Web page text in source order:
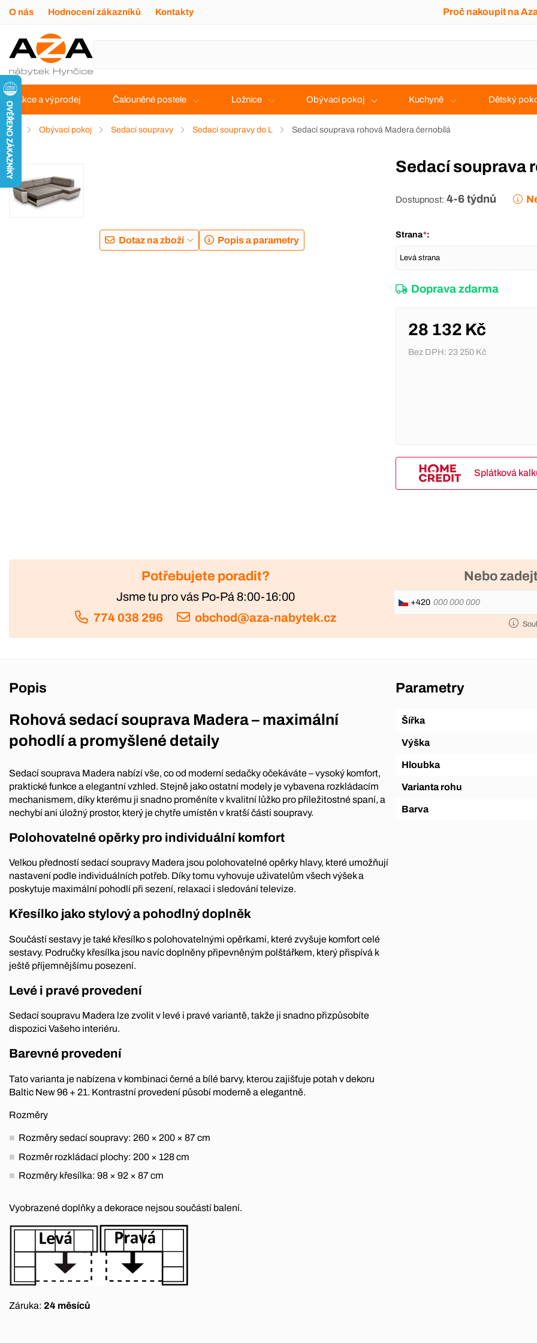
O nás Hodnocení zákazníků Kontakty Proč nakoupit na
Akce a výprodej Čalouněné postele Ložnice Obývací pokoj Kuchyně Dětský
Obývací pokoj Sedací soupravy Sedací soupravy do L Sedací souprava rohová Madera černobílá
DOPRAVA ZDARMA
Dotaz na zboží Popis a parametry
Sedací
Dostupnost: 4-6 týdnů
Strana*:
Doprava zdarma
28 132 Kč
Bez DPH: 23 250 Kč
Splátková
Potřebujete poradit?
Jsme tu pro vás Po-Pá 8:00-16:00
774 038 296
obchod@aza-nabytek.cz
Nebo
+420
Popis
Rohová sedací souprava Madera – maximální
pohodlí a promyšlené detaily
Sedací souprava Madera nabízí vše, co od moderní sedačky očekáváte – vysoký komfort,
praktické funkce a elegantní vzhled. Stejně jako ostatní modely je vybavena rozkládacím
mechanismem, díky kterému ji snadno proměníte v kvalitní lůžko pro příležitostné spaní, a
nechybí ani úložný prostor, který je chytře umístěn v kratší části soupravy.
Polohovatelné opěrky pro individuální komfort
Velkou předností sedací soupravy Madera jsou polohovatelné opěrky hlavy, které umožňují
nastavení podle individuálních potřeb. Díky tomu vyhovuje uživatelům všech výšek a
poskytuje maximální pohodlí při sezení, relaxaci i sledování televize.
Křesílko jako stylový a pohodlný doplněk
Součástí sestavy je také křesílko s polohovatelnými opěrkami, které zvyšuje komfort celé
sestavy. Područky křesílka jsou navíc doplněny připevněným polštářkem, který přispívá k
ještě příjemnějšímu posezení.
Levé i pravé provedení
Sedací soupravu Madera lze zvolit v levé i pravé variantě, takže ji snadno přizpůsobíte
dispozici Vašeho interiéru.
Barevné provedení
Tato varianta je nabízena v kombinaci černé a bílé barvy, kterou zajišťuje potah v dekoru
Baltic New 96 + 21. Kontrastní provedení působí moderně a elegantně.
Rozměry
Rozměry sedací soupravy: 260 × 200 × 87 cm
Rozměr rozkládací plochy: 200 × 128 cm
Rozměry křesílka: 98 × 92 × 87 cm
Vyobrazené doplňky a dekorace nejsou součástí balení.
Záruka: 24 měsíců
Parametry
Šířka
Výška
Hloubka
Varianta rohu
Barva